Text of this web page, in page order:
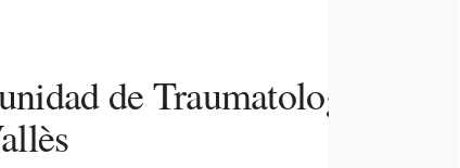
de Traumatología y